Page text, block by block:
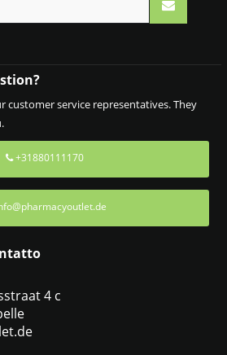
customer service representatives. They
+31880111170
4 c